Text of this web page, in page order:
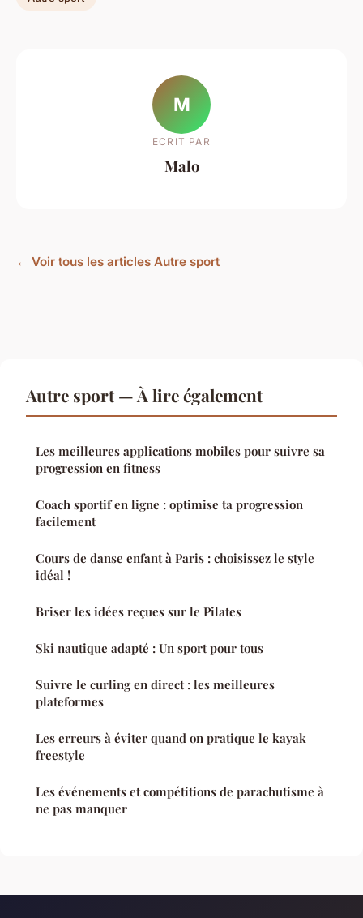
M
ECRIT PAR
Malo
← Voir tous les articles Autre sport
Autre sport — À lire également
Les meilleures applications mobiles pour suivre sa
progression en fitness
Coach sportif en ligne : optimise ta progression
facilement
Cours de danse enfant à Paris : choisissez le style
idéal !
Briser les idées reçues sur le Pilates
Ski nautique adapté : Un sport pour tous
Suivre le curling en direct : les meilleures
plateformes
Les erreurs à éviter quand on pratique le kayak
freestyle
Les événements et compétitions de parachutisme à
ne pas manquer